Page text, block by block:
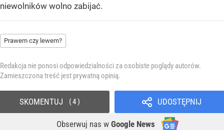
niewolników wolno zabijać.
Prawem czy lewem?
Redakcja nie ponosi odpowiedzialności za osobiste poglądy autorów.
Zamieszczona treść jest prywatną opinią.
UDOSTĘPNIJ
Obserwuj nas w Google News
SKOMENTUJ 4